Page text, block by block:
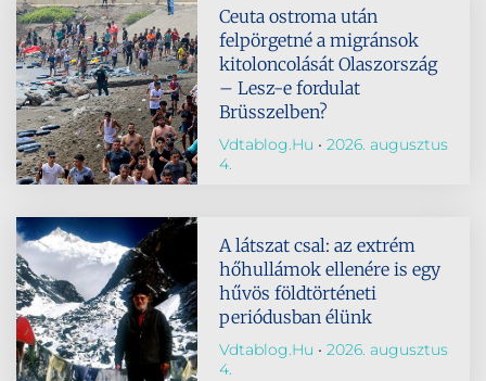
Ceuta ostroma után
felpörgetné a migránsok
kitoloncolását Olaszország
– Lesz-e fordulat
Brüsszelben?
Vdtablog.hu
2026. augusztus
4.
A látszat csal: az extrém
hőhullámok ellenére is egy
hűvös földtörténeti
periódusban élünk
Vdtablog.hu
2026. augusztus
4.